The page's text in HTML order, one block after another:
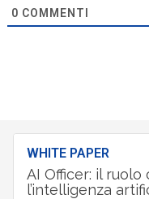
0 COMMENTI
WHITE PAPER
AI Officer: il
l’intelligenza